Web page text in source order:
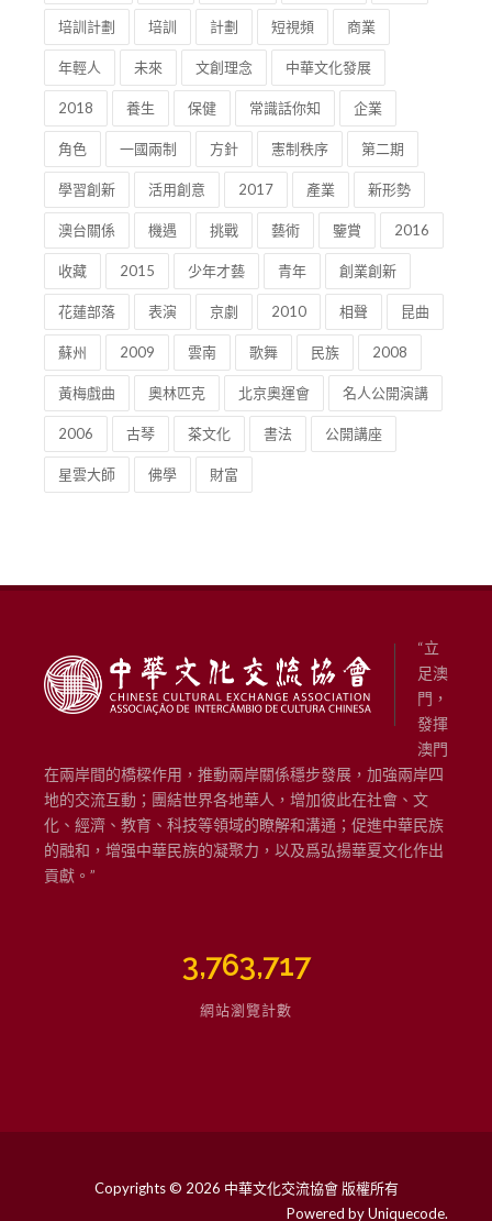
培訓計劃 培訓 計劃 短視頻 商業
年輕人 未來 文創理念 中華文化發展
2018 養生 保健 常識話你知 企業
角色 一國兩制 方針 憲制秩序 第二期
學習創新 活用創意 2017 產業 新形勢
澳台關係 機遇 挑戰 藝術 鑒賞 2016
收藏 2015 少年才藝 青年 創業創新
花蓮部落 表演 京劇 2010 相聲 昆曲
蘇州 2009 雲南 歌舞 民族 2008
黃梅戲曲 奧林匹克 北京奧運會 名人公開演講
2006 古琴 茶文化 書法 公開講座
星雲大師 佛學 財富
“立
足澳
門，
發揮
澳門
在兩岸間的橋樑作用，推動兩岸關係穩步發展，加強兩岸四
地的交流互動；團結世界各地華人，增加彼此在社會、文
化、經濟、教育、科技等領域的瞭解和溝通；促進中華民族
的融和，增强中華民族的凝聚力，以及爲弘揚華夏文化作出
貢獻。”
3,763,717
網站瀏覽計數
Copyrights © 2026 中華文化交流協會 版權所有
Powered byUniquecode.